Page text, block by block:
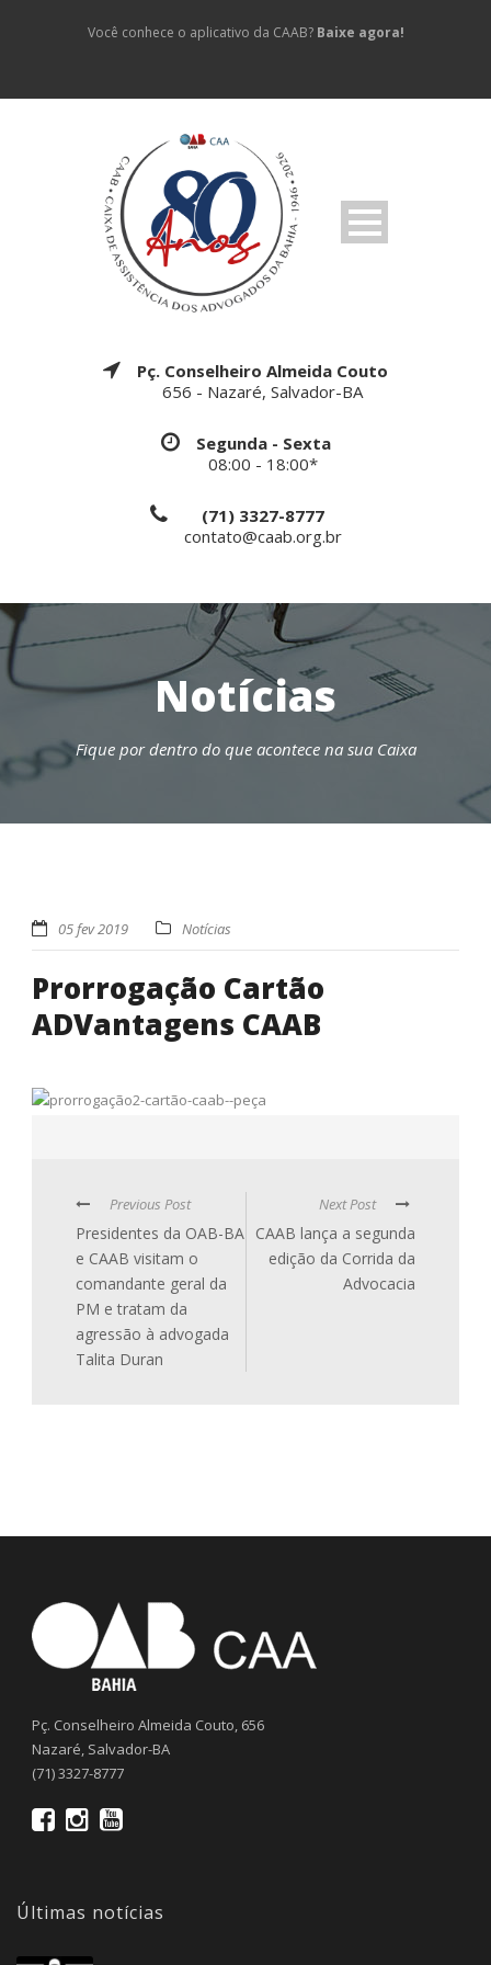
Você conhece o aplicativo da CAAB? Baixe agora!
Pç. Conselheiro Almeida Couto
656 - Nazaré, Salvador-BA
Segunda - Sexta
08:00 - 18:00*
(71) 3327-8777
contato@caab.org.br
Notícias
Fique por dentro do que acontece na sua Caixa
05 fev 2019 Notícias
Prorrogação Cartão
ADVantagens CAAB
Previous Post
Presidentes da OAB-BA
e CAAB visitam o
comandante geral da
PM e tratam da
agressão à advogada
Talita Duran
Next Post
CAAB lança a segunda
edição da Corrida da
Advocacia
Pç. Conselheiro Almeida Couto, 656
Nazaré, Salvador-BA
(71) 3327-8777
Últimas notícias